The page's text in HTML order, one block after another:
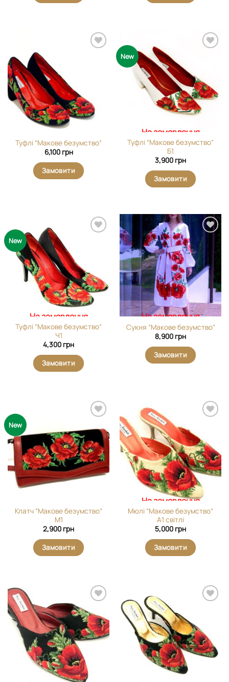
Туфлі “Макове безумство”
6,100 грн
Замовити
New
На замовлення
Туфлі “Макове безумство”
Б1
3,900 грн
Замовити
New
На замовлення
Туфлі “Макове безумство”
Ч1
4,300 грн
Замовити
Додати
виріб у
вибране
На замовлення
Сукня “Макове безумство”
8,900 грн
Замовити
New
виріб у
вибране
Клатч “Макове безумство”
М1
2,900 грн
Замовити
вибране
На замовлення
Мюлі “Макове безумство”
А1 світлі
5,000 грн
Замовити
Додати
виріб у
вибране
вибране